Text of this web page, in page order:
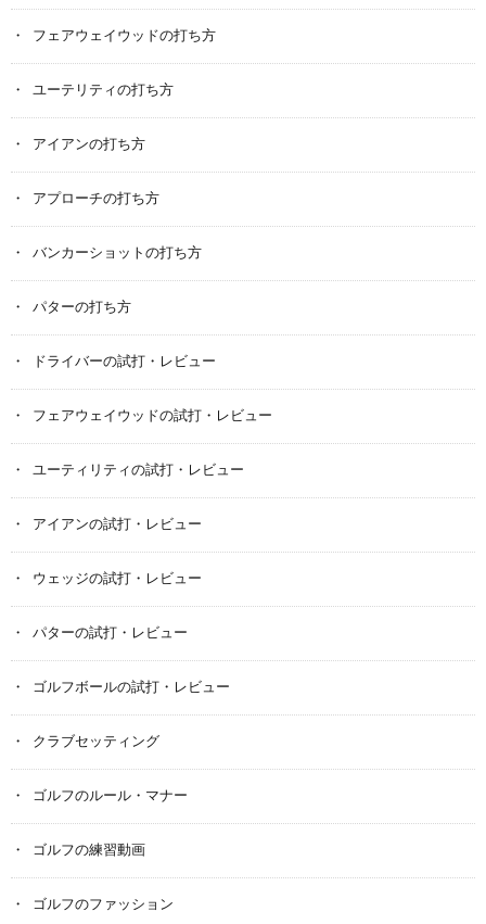
フェアウェイウッドの打ち方
ユーテリティの打ち方
アイアンの打ち方
アプローチの打ち方
バンカーショットの打ち方
パターの打ち方
ドライバーの試打・レビュー
フェアウェイウッドの試打・レビュー
ユーティリティの試打・レビュー
アイアンの試打・レビュー
ウェッジの試打・レビュー
パターの試打・レビュー
ゴルフボールの試打・レビュー
クラブセッティング
ゴルフのルール・マナー
ゴルフの練習動画
ゴルフのファッション